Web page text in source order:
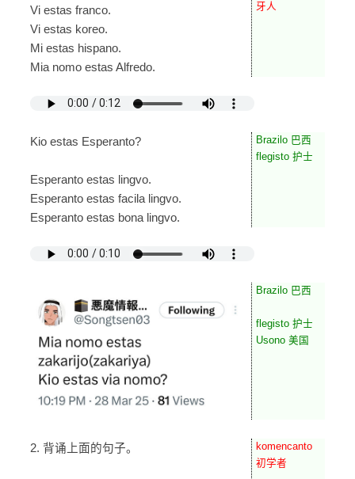
Vi estas franco.
Vi estas koreo.
Mi estas hispano.
Mia nomo estas Alfredo.
牙人
Kio estas Esperanto?
Esperanto estas lingvo.
Esperanto estas facila lingvo.
Esperanto estas bona lingvo.
Brazilo 巴西
flegisto 护士
Brazilo 巴西
flegisto 护士
Usono 美国
2. 背诵上面的句子。
komencanto
初学者